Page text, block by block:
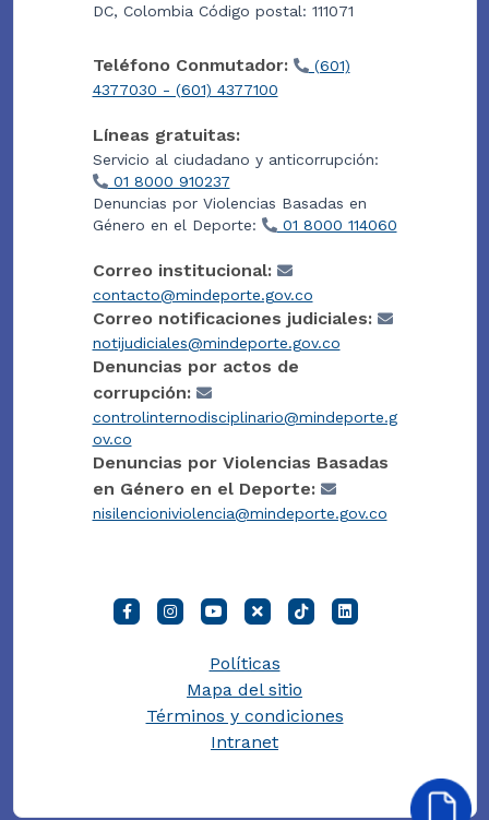
DC, Colombia Código postal: 111071
Teléfono Conmutador:
(601)
4377030 - (601) 4377100
Líneas gratuitas:
Servicio al ciudadano y anticorrupción:
01 8000 910237
Denuncias por Violencias Basadas en
Género en el Deporte:
01 8000 114060
Correo institucional:
contacto@mindeporte.gov.co
Correo notificaciones judiciales:
notijudiciales@mindeporte.gov.co
Denuncias por actos de
corrupción:
controlinternodisciplinario@mindeporte.g
ov.co
Denuncias por Violencias Basadas
en Género en el Deporte:
nisilencioniviolencia@mindeporte.gov.co
Políticas
Mapa del sitio
Términos y condiciones
Intranet